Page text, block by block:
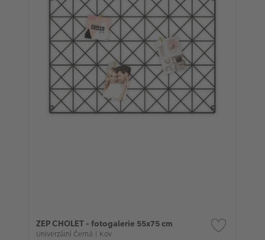
ZEP CHOLET - fotogalerie 55x75 cm
Univerzální Černá | Kov